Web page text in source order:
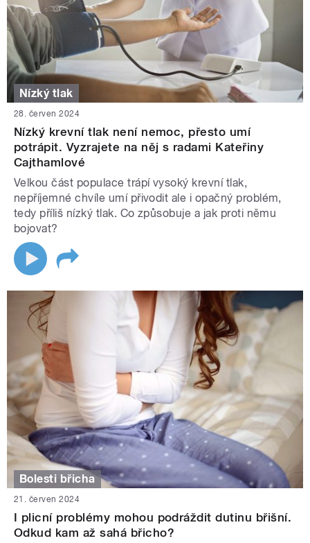
Nízký tlak
28. červen 2024
Nízký krevní tlak není nemoc, přesto umí
potrápit. Vyzrajete na něj s radami Kateřiny
Cajthamlové
Velkou část populace trápí vysoký krevní tlak,
nepříjemné chvíle umí přivodit ale i opačný problém,
tedy příliš nízký tlak. Co způsobuje a jak proti němu
bojovat?
Bolesti břicha
21. červen 2024
I plicní problémy mohou podráždit dutinu břišní.
Odkud kam až sahá břicho?